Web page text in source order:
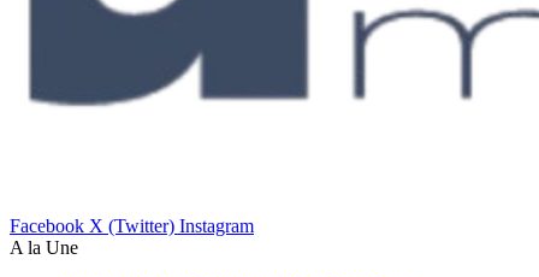
Facebook X (Twitter) Instagram
A la Une